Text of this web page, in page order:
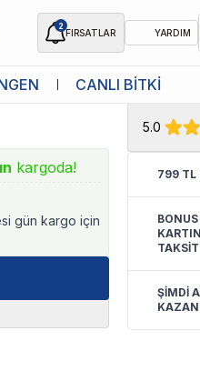
2
FIRSATLAR YARDIM
CANLI BİTKİ
kargoda!
gün kargo için
★ Atakan
satıcısıdır.
5.0
799 TL
TAKSİT
ŞİMDİ
KAZAN